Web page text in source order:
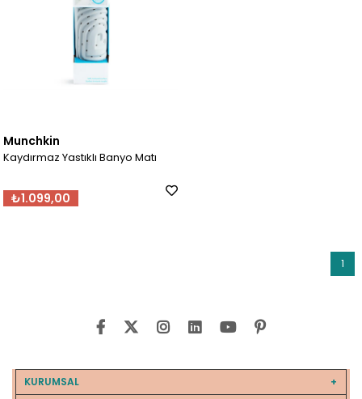
Munchkin
Kaydırmaz Yastıklı Banyo Matı
₺1.099,00
1
KURUMSAL